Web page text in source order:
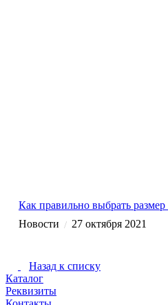
Как правильно выбрать размер
Новости / 27 октября 2021
Назад к списку
Каталог
Реквизиты